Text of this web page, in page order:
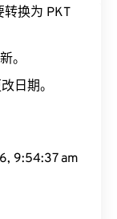
转换为 PKT
。
日期。
9:54:38 am